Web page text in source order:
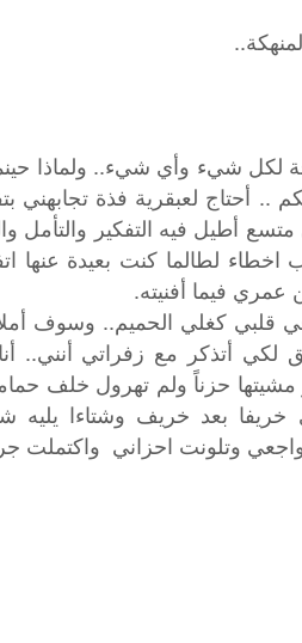
لكل شيء وأي شيء.. ولماذا
.. أحتاج لعبقرية فذة تجابهني
أطيل فيه التفكير والتأمل
لطالما كنت بعيدة عنها
فيما أفنيته.
قلبي كغلي الحميم.. وسوف
أتذكر مع زفراتي أنني..
حزناً ولم تهرول خلف
بعد خريف وشتاءا يليه
وتلونت احزاني